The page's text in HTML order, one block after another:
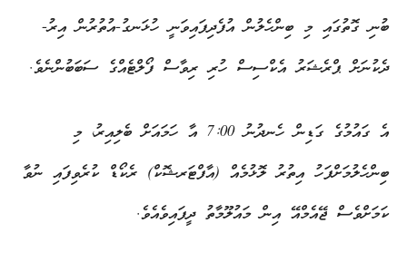
ބުނި ގޮތުގައި މި ބިންހެލުން އުފެދިފައިވަނީ ހުޅަނގު-އުތުރުން އިރު-
ދެކުނަށް ޕްރެޝަރު އެކްސިސް ހުރި ރިވާސް ފޯލްޓެއްގެ ސަބަބުންނެވެ.
އެ ގައުމުގެ ގަޑިން ހެނދުނު 7:00 އާ ހަމައަށް ބެލިއިރު، މި
ބިންހެލުމަށްފަހު އިތުރު ލޮޅުމެއް (އާފްޓަރޝޮކް) ރެކޯޑް ކުރެވިފައި ނުވާ
ކަމަށްވެސް ޖޭއެމްއޭ އިން މައުލޫމާތު ދީފައިވެއެވެ.